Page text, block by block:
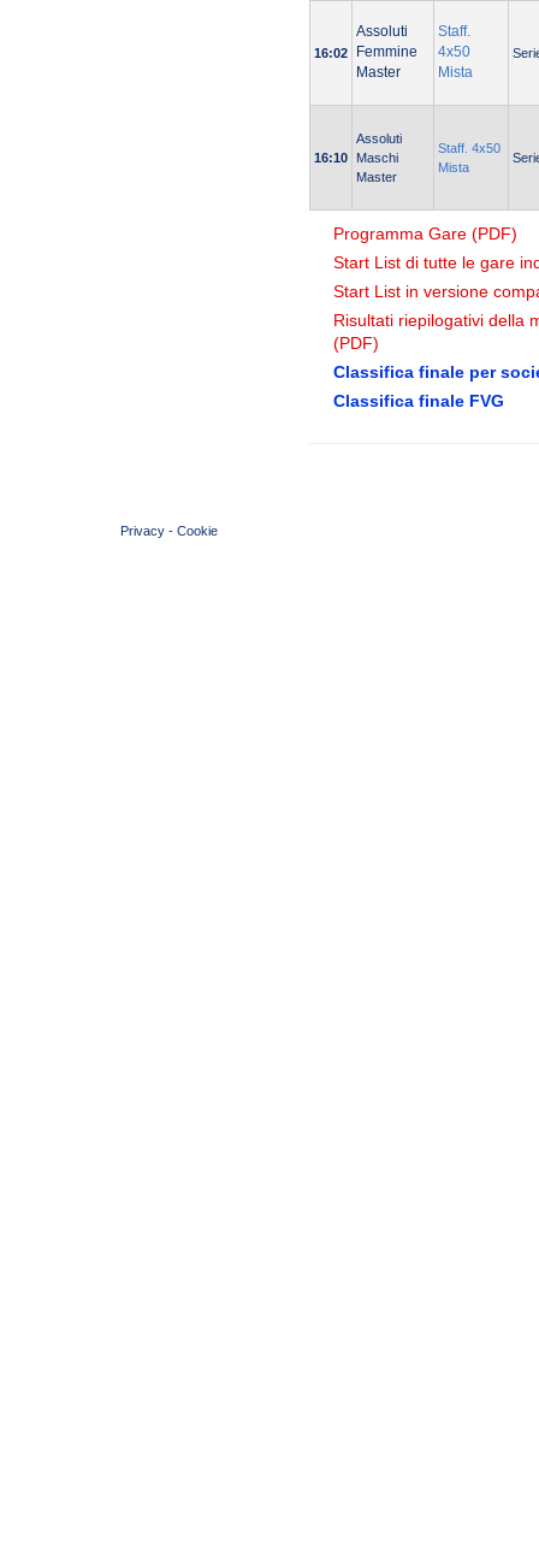
16:02
Assoluti
Femmine
Master
Staff.
4x50
Mista
16:10
Assoluti
Maschi
Master
Staff. 4x50
Mista
Programma Gare (PDF)
Start List di tutte le gare
Start List in versione
Risultati riepilogativi della
(PDF)
Classifica finale per
Classifica finale FVG
Privacy - Cookie